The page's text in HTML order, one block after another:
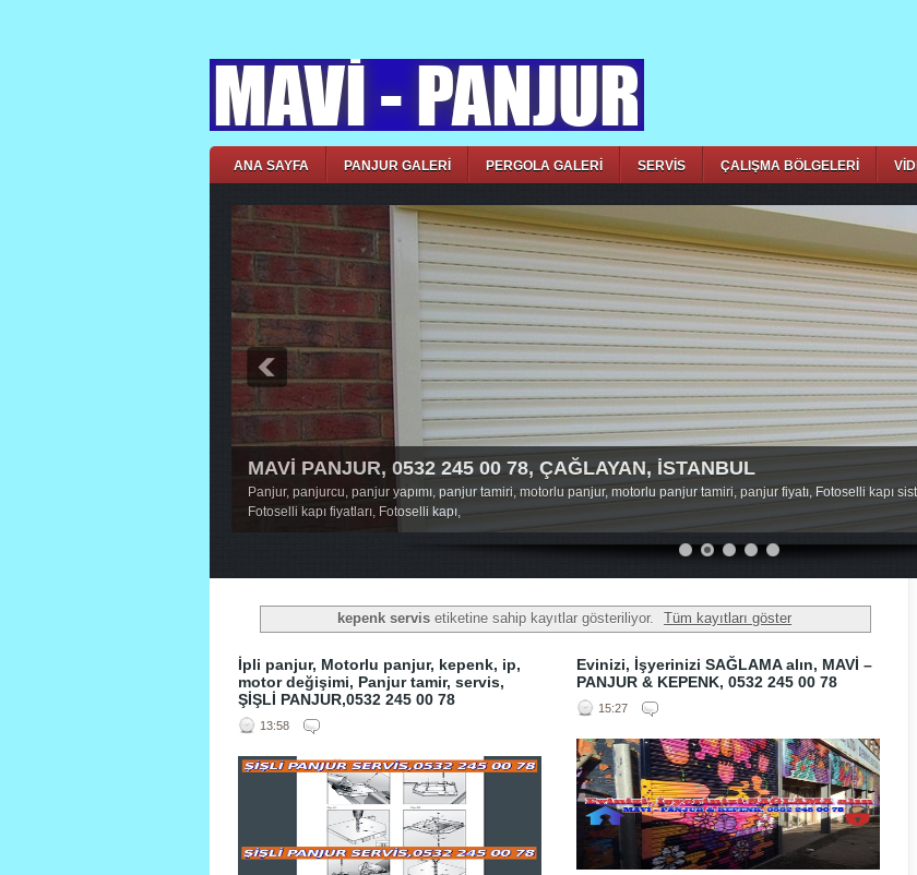
ANA SAYFA PANJUR GALERİ PERGOLA GALERİ SERVİS ÇALIŞMA BÖLGELERİ
MAVİ PANJUR, 0532 245 00 78, ÇAĞLAYAN, İSTANBUL
Panjur, panjurcu, panjur yapımı, panjur tamiri, motorlu panjur, motorlu panjur tamiri, panjur fiyatı, Fotoselli kapı
Fotoselli kapı fiyatları, Fotoselli kapı,
kepenk servisetiketine sahip kayıtlar gösteriliyor. Tüm kayıtları göster
İpli panjur, Motorlu panjur, kepenk, ip,
motor değişimi, Panjur tamir, servis,
ŞİŞLİ PANJUR,0532 245 00 78
13:58
Evinizi, İşyerinizi SAĞLAMA alın, MAVİ –
PANJUR & KEPENK, 0532 245 00 78
15:27